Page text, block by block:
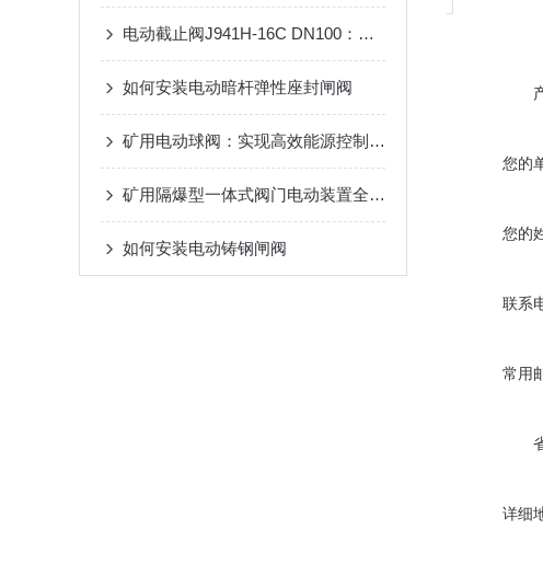
电动截止阀J941H-16C DN100：工业流体控制的关键组件
如何安装电动暗杆弹性座封闸阀
矿用电动球阀：实现高效能源控制的关键组件
矿用隔爆型一体式阀门电动装置全生命周期管理要点
如何安装电动铸钢闸阀
您的
您的
联系
常用
详细